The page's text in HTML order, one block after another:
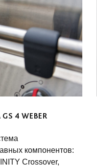
4 WEBER
компонентов:
Crossover,